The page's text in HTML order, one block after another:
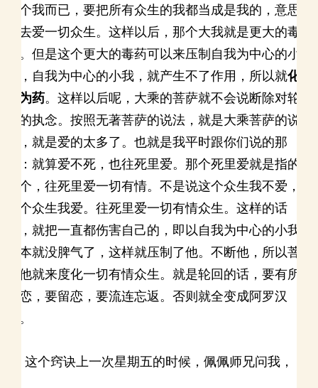
一个我而已，要把所有众生的我都当成是我的，意思
是去爱一切众生。这样以后，那个大我就是更大的毒
药。但是这个更大的毒药可以来压制自我为中心的小
我，自我为中心的小我，就产生不了作用，所以就化
毒为药。这样以后呢，大乘的菩萨就不会说断除对轮
回的执念。按照无著菩萨的说法，就是大乘菩萨的说
法，就是爱的太多了。也就是我平时跟你们说的那
种：就算爱不死，也往死里爱。那个死里爱就是指的
这个，往死里爱一切有情。不是说这个众生我不爱，
那个众生我爱。往死里爱一切有情众生。这样的话
呢，就把一直都伤害自己的，即以自我为中心的小我
根本就没脾气了，这样就压制了他。不断他，所以菩
萨他就来度化一切有情众生。就是轮回的话，要有所
留恋，要留恋，要流连忘返。否则就全变成阿罗汉
的。
这个窍诀上一次星期五的时候，佩佩师兄问我，